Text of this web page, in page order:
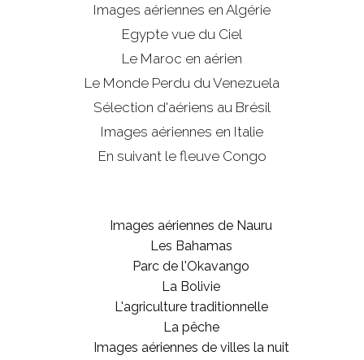
Images aériennes en Algérie
Egypte vue du Ciel
Le Maroc en aérien
Le Monde Perdu du Venezuela
Sélection d'aériens au Brésil
Images aériennes en Italie
En suivant le fleuve Congo
Images aériennes de Nauru
Les Bahamas
Parc de l'Okavango
La Bolivie
L'agriculture traditionnelle
La pêche
Images aériennes de villes la nuit